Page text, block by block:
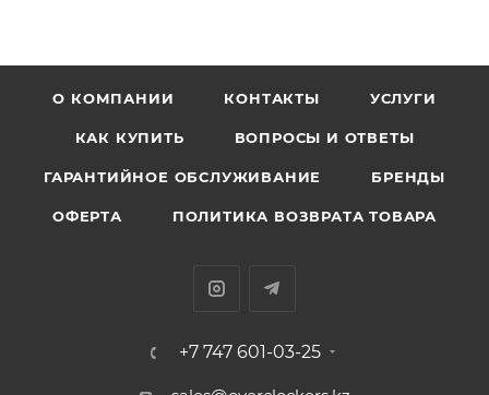
О КОМПАНИИ КОНТАКТЫ УСЛУГИ
КАК КУПИТЬ ВОПРОСЫ И ОТВЕТЫ
ГАРАНТИЙНОЕ ОБСЛУЖИВАНИЕ БРЕНДЫ
ОФЕРТА ПОЛИТИКА ВОЗВРАТА ТОВАРА
+7 747 601-03-25